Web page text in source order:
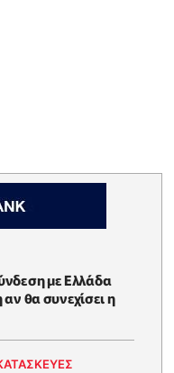
με Ελλάδα
θα συνεχίσει η